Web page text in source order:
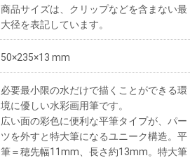
商品サイズは、クリップなどを含まない最
大径を表記しています。
50×235×13 mm
必要最小限の水だけで描くことができる環
境に優しい水彩画用筆です。
広い面の彩色に便利な平筆タイプが、パー
ツを外すと特大筆になるユニーク構造。平
筆＝穂先幅11mm、長さ約13mm。特大筆